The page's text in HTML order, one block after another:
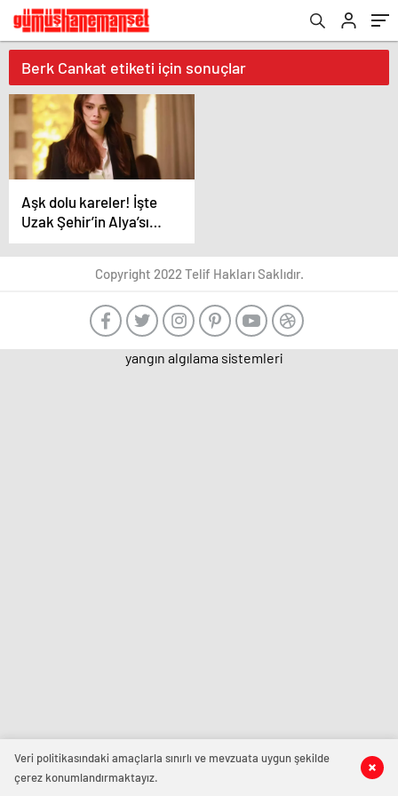
Berk Cankat etiketi için sonuçlar
Aşk dolu kareler! İşte
Uzak Şehir’in Alya’sı
Sinem Ünsal’ın gerçek
hayattaki sevgilisi
Copyright 2022 Telif Hakları Saklıdır.
Veri politikasındaki amaçlarla sınırlı ve mevzuata uygun şekilde
çerez konumlandırmaktayız.
yangın algılama sistemleri